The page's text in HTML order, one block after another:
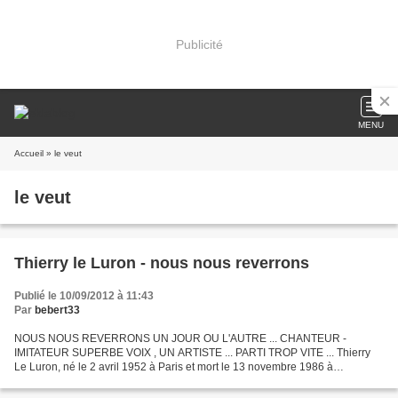
Publicité
MENU
Accueil » le veut
le veut
Thierry le Luron - nous nous reverrons
Publié le 10/09/2012 à 11:43
Par bebert33
NOUS NOUS REVERRONS UN JOUR OU L'AUTRE ... CHANTEUR -
IMITATEUR SUPERBE VOIX , UN ARTISTE ... PARTI TROP VITE ... Thierry
Le Luron, né le 2 avril 1952 à Paris et mort le 13 novembre 1986 à